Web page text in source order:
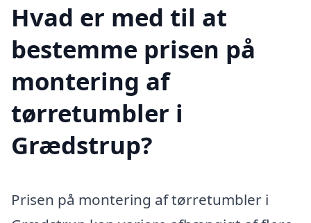
Hvad er med til at
bestemme prisen på
montering af
tørretumbler i
Grædstrup?
Prisen på montering af tørretumbler i